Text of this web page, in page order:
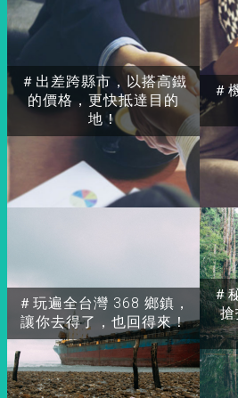
＃出差跨縣市，以搭高鐵
的價格，更快抵達目的
地！
＃玩遍全台灣 368 鄉鎮，
讓你去得了，也回得來！
＃
＃